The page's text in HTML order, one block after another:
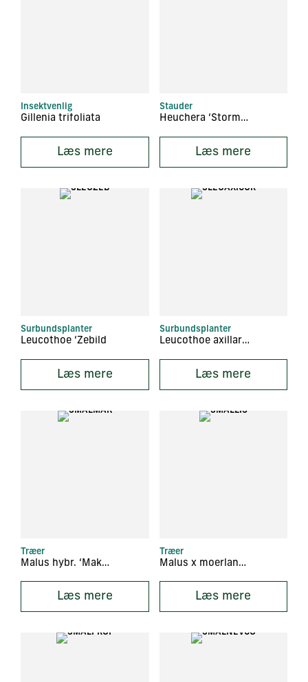
Insektvenlig
Gillenia trifoliata
Læs mere
Stauder
Heuchera ‘Stormy Seas’
Læs mere
Surbundsplanter
Leucothoe ‘Zebild
Læs mere
Surbundsplanter
Leucothoe axillaris ‘Curly Red’
Læs mere
Træer
Malus hybr. ‘Makamik’
Læs mere
Træer
Malus x moerlandsii ‘Liset’
Læs mere